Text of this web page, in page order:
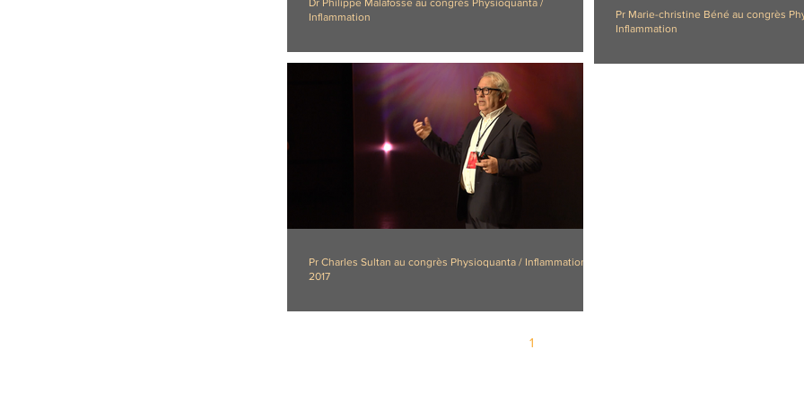
Dr Philippe Malafosse au congrès Physioquanta /
Inflammation
Pr Marie-christine Béné au congrès
Inflammation
Pr Charles Sultan au congrès Physioquanta / Inflammation
2017
1